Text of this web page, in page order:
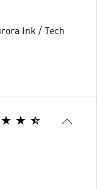
Ink / Tech